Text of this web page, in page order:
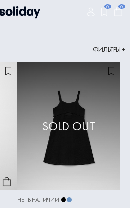
0 0
ФИЛЬТРЫ +
НЕТ В НАЛИЧИИ